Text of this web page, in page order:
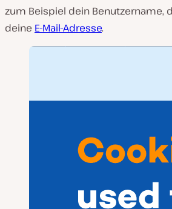
zum Beispiel dein Benutzername,
deine E-Mail-Adresse.